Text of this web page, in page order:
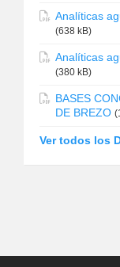
Analíticas
(638 kB)
Analíticas
(380 kB)
BASES
DE BREZO
Ver todos los